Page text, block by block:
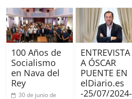
100 Años de
Socialismo
en Nava del
Rey
30 de junio de
ENTREVISTA
A ÓSCAR
PUENTE EN
elDiario.es
-25/07/2024-